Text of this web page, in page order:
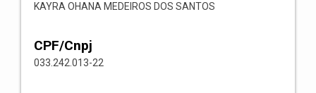
KAYRA OHANA MEDEIROS DOS SANTOS
CPF/Cnpj
033.242.013-22